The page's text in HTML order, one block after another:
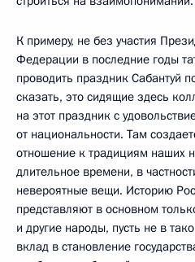
К примеру, не без участия
Федерации в последние годы
проводить праздник Сабантуй
сказать, это сидящие здесь
на этот праздник с
от национальности. Там
отношение к традициям наших
длительное времени, в
невероятные вещи. Историю
представляют в основном
и другие народы, пусть не в
вклад в становление